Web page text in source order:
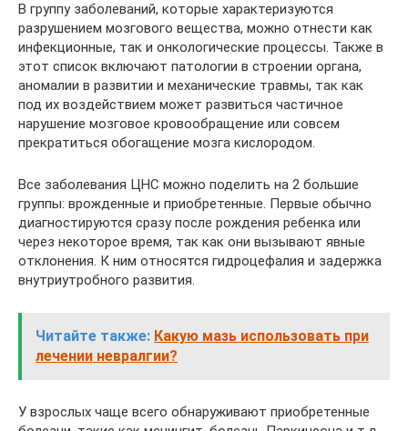
В группу заболеваний, которые характеризуются
разрушением мозгового вещества, можно отнести как
инфекционные, так и онкологические процессы. Также в
этот список включают патологии в строении органа,
аномалии в развитии и механические травмы, так как
под их воздействием может развиться частичное
нарушение мозговое кровообращение или совсем
прекратиться обогащение мозга кислородом.
Все заболевания ЦНС можно поделить на 2 большие
группы: врожденные и приобретенные. Первые обычно
диагностируются сразу после рождения ребенка или
через некоторое время, так как они вызывают явные
отклонения. К ним относятся гидроцефалия и задержка
внутриутробного развития.
Читайте также: Какую мазь использовать при
лечении невралгии?
У взрослых чаще всего обнаруживают приобретенные